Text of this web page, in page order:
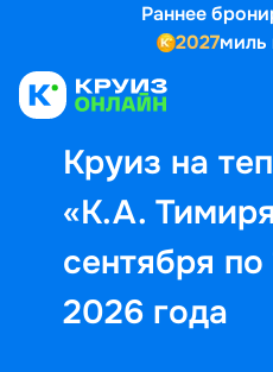
Раннее
2027миль
Круиз на
«К.А.
сентября по
2026 года
Выбор